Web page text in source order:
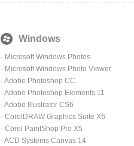
Windows
- Microsoft Windows Photos
- Microsoft Windows Photo Viewer
- Adobe Photoshop CC
- Adobe Photoshop Elements 11
- Adobe Illustrator CS6
- CorelDRAW Graphics Suite X6
- Corel PaintShop Pro X5
- ACD Systems Canvas 14